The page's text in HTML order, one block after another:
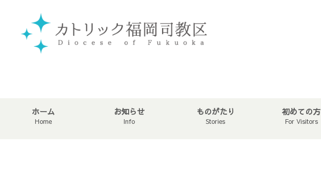
ホーム
Home
お知らせ
Info
ものがたり
Stories
初めての方
For Visitors